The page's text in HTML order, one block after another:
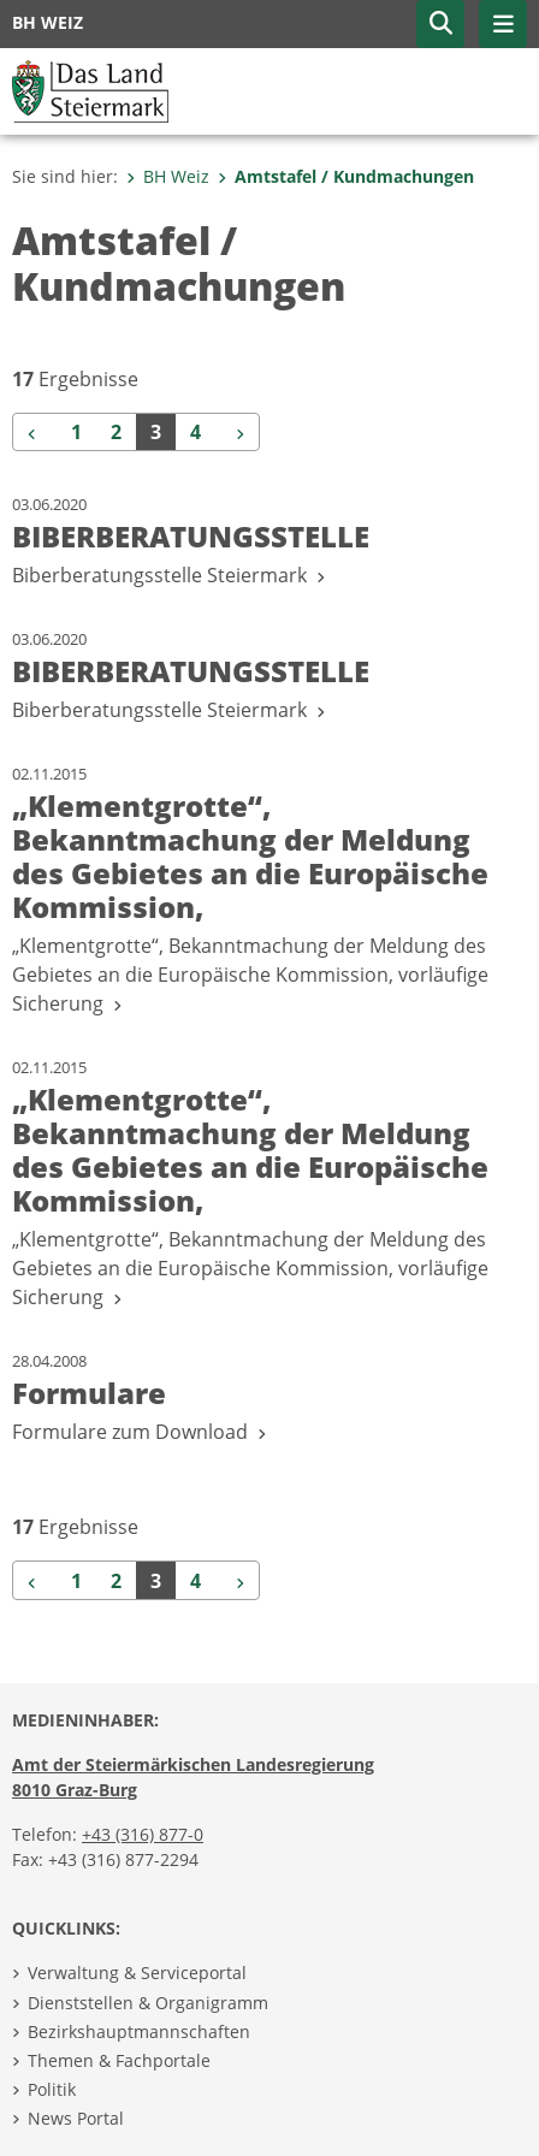
BH WEIZ
Sie sind hier: BH Weiz Amtstafel / Kundmachungen
Amtstafel /
Kundmachungen
17 Ergebnisse
Zurück
1 2 3 4 Weiter
03.06.2020
BIBERBERATUNGSSTELLE
Biberberatungsstelle Steiermark
03.06.2020
BIBERBERATUNGSSTELLE
Biberberatungsstelle Steiermark
02.11.2015
„Klementgrotte“,
Bekanntmachung der Meldung
des Gebietes an die Europäische
Kommission,
„Klementgrotte“, Bekanntmachung der Meldung des
Gebietes an die Europäische Kommission, vorläufige
Sicherung
02.11.2015
„Klementgrotte“,
Bekanntmachung der Meldung
des Gebietes an die Europäische
Kommission,
„Klementgrotte“, Bekanntmachung der Meldung des
Gebietes an die Europäische Kommission, vorläufige
Sicherung
28.04.2008
Formulare
Formulare zum Download
17 Ergebnisse
Zurück
1 2 3 4 Weiter
MEDIENINHABER:
Amt der Steiermärkischen Landesregierung
8010 Graz-Burg
Telefon: +43 (316) 877-0
Fax: +43 (316) 877-2294
QUICKLINKS:
Verwaltung & Serviceportal
Dienststellen & Organigramm
Bezirkshauptmannschaften
Themen & Fachportale
Politik
News Portal